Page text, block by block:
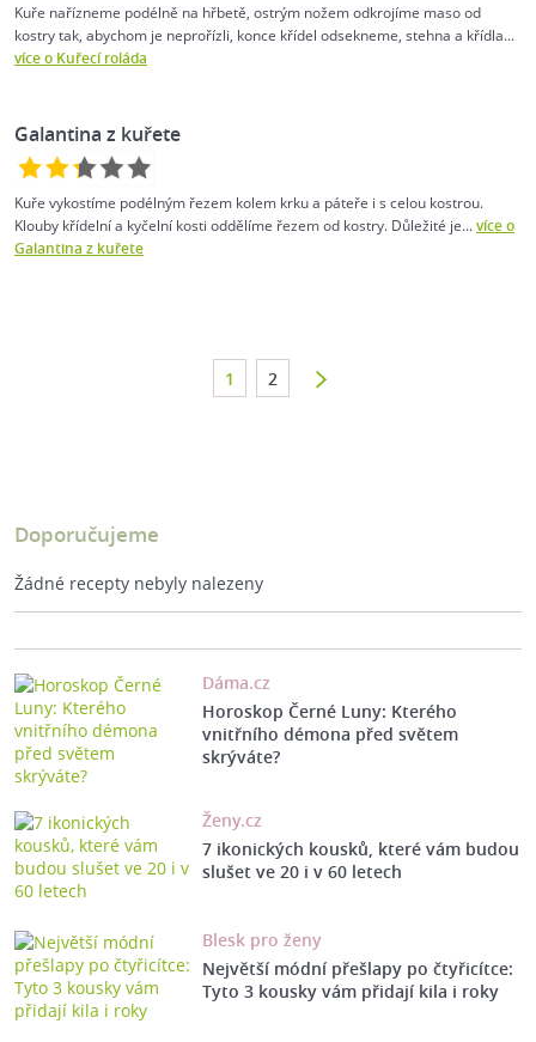
Kuře nařízneme podélně na hřbetě, ostrým nožem odkrojíme maso od
kostry tak, abychom je neprořízli, konce křídel odsekneme, stehna a křídla...
více o Kuřecí roláda
Galantina z kuřete
Kuře vykostíme podélným řezem kolem krku a páteře i s celou kostrou.
Klouby křídelní a kyčelní kosti oddělíme řezem od kostry. Důležité je...více o
Galantina z kuřete
1 2
Doporučujeme
Žádné recepty nebyly nalezeny
Dáma.cz
Horoskop Černé Luny: Kterého
vnitřního démona před světem
skrýváte?
Ženy.cz
7 ikonických kousků, které vám budou
slušet ve 20 i v 60 letech
Blesk pro ženy
Největší módní přešlapy po čtyřicítce:
Tyto 3 kousky vám přidají kila i roky